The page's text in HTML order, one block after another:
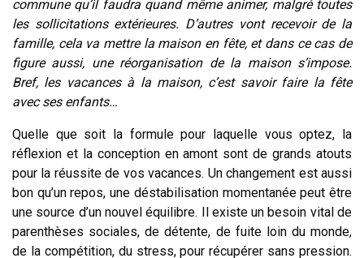
commune qu’il faudra quand même animer, malgré toutes
les sollicitations extérieures. D’autres vont recevoir de la
famille, cela va mettre la maison en fête, et dans ce cas de
figure aussi, une réorganisation de la maison s’impose.
Bref, les vacances à la maison, c’est savoir faire la fête
avec ses enfants…
Quelle que soit la formule pour laquelle vous optez, la
réflexion et la conception en amont sont de grands atouts
pour la réussite de vos vacances. Un changement est aussi
bon qu’un repos, une déstabilisation momentanée peut être
une source d’un nouvel équilibre. Il existe un besoin vital de
parenthèses sociales, de détente, de fuite loin du monde,
de la compétition, du stress, pour récupérer sans pression.